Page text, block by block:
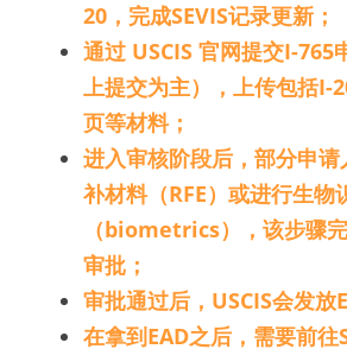
20，完成SEVIS记录更新；
通过 USCIS 官网提交I-765
上提交为主），上传包括I-
页等材料；
进入审核阶段后，部分申
补材料（RFE）或进行生物
（biometrics），该步骤
审批；
审批通过后，USCIS会发放
在拿到EAD之后，需要前